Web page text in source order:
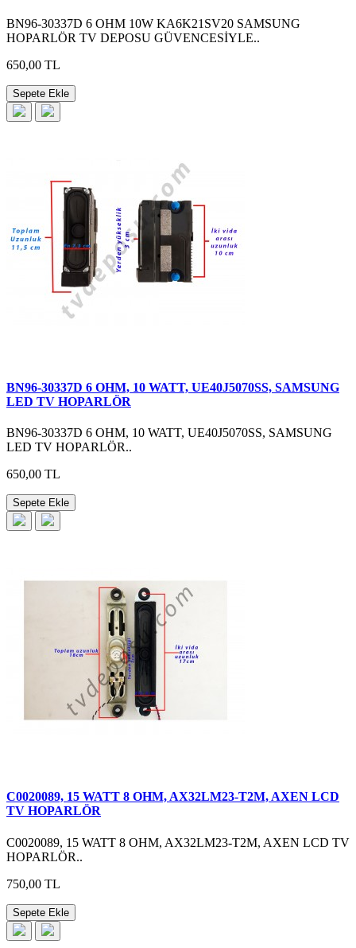
BN96-30337D 6 OHM 10W KA6K21SV20 SAMSUNG
HOPARLÖR TV DEPOSU GÜVENCESİYLE..
650,00 TL
Sepete Ekle
BN96-30337D 6 OHM, 10 WATT, UE40J5070SS, SAMSUNG
LED TV HOPARLÖR
BN96-30337D 6 OHM, 10 WATT, UE40J5070SS, SAMSUNG
LED TV HOPARLÖR..
650,00 TL
Sepete Ekle
C0020089, 15 WATT 8 OHM, AX32LM23-T2M, AXEN LCD
TV HOPARLÖR
C0020089, 15 WATT 8 OHM, AX32LM23-T2M, AXEN LCD TV
HOPARLÖR..
750,00 TL
Sepete Ekle